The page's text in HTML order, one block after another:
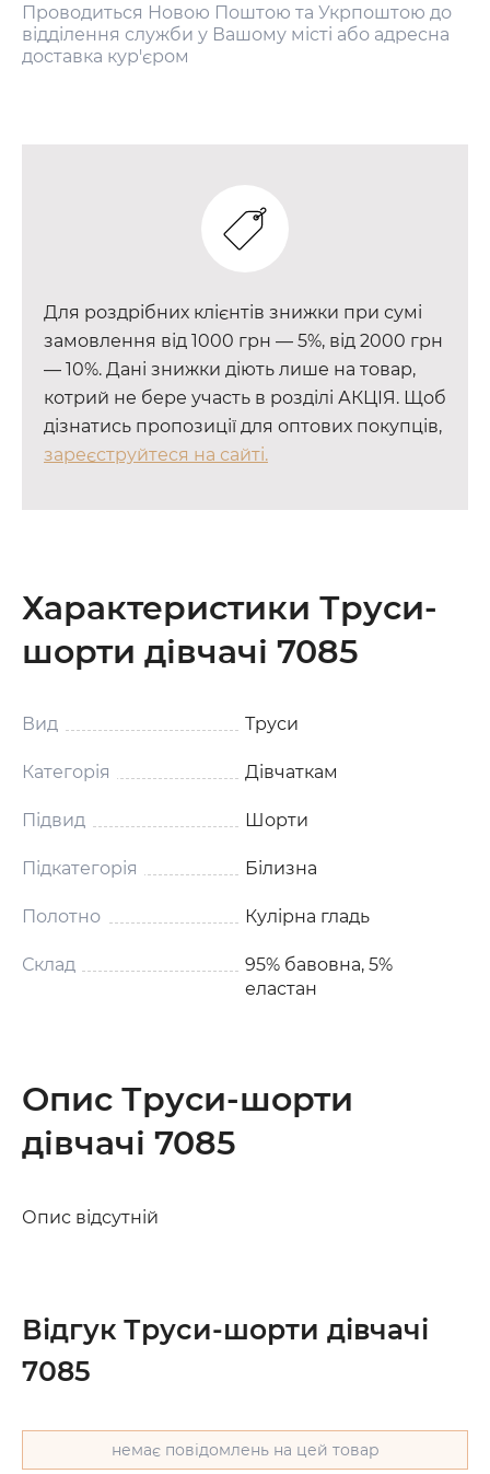
Проводиться Новою Поштою та Укрпоштою до
відділення служби у Вашому місті або адресна
доставка кур'єром
Для роздрібних клієнтів знижки при сумі
замовлення від 1000 грн — 5%, від 2000 грн
— 10%. Дані знижки діють лише на товар,
котрий не бере участь в розділі АКЦІЯ. Щоб
дізнатись пропозиції для оптових покупців,
зареєструйтеся на сайті.
Характеристики Труси-
шорти дівчачі 7085
Вид Труси
Категорія Дівчаткам
Підвид Шорти
Підкатегорія Білизна
Полотно Кулірна гладь
Склад
95% бавовна, 5%
еластан
Опис Труси-шорти
дівчачі 7085
Опис відсутній
Відгук Труси-шорти дівчачі
7085
немає повідомлень на цей товар